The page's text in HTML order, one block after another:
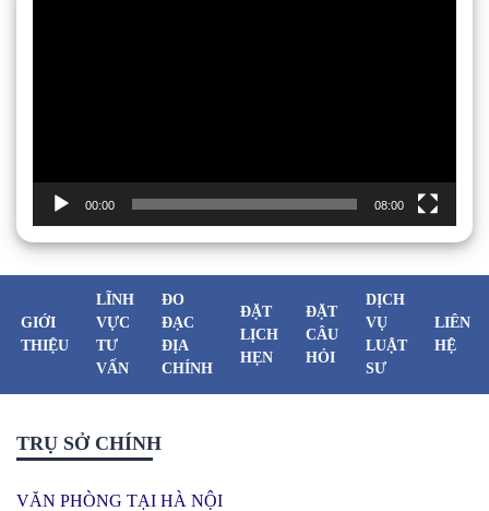
00:00 08:00
GIỚI
THIỆU
LĨNH
VỰC
TƯ
VẤN
ĐO
ĐẠC
ĐỊA
CHÍNH
ĐẶT
LỊCH
HẸN
ĐẶT
CÂU
HỎI
DỊCH
VỤ
LUẬT
SƯ
LIÊN
HỆ
TRỤ SỞ CHÍNH
VĂN PHÒNG TẠI HÀ NỘI